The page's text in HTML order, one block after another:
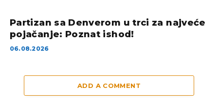
Partizan sa Denverom u trci za najveće
pojačanje: Poznat ishod!
06.08.2026
ADD A COMMENT